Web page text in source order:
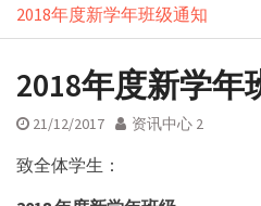
2018年度新学年班级通知
2018年度新学年
21/12/2017 资讯中心 2
致全体学生：